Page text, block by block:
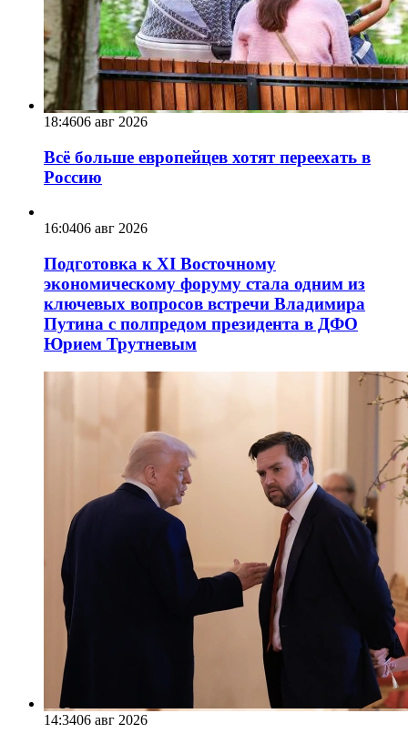
18:4606 авг 2026
Всё больше европейцев хотят переехать в
Россию
16:0406 авг 2026
Подготовка к XI Восточному
экономическому форуму стала одним из
ключевых вопросов встречи Владимира
Путина с полпредом президента в ДФО
Юрием Трутневым
14:3406 авг 2026